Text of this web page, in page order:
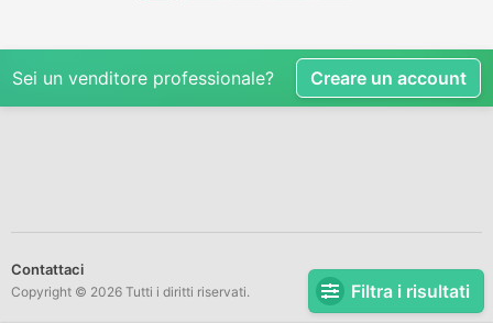
Filtra i risultati
Sei un venditore professionale? Creare un account
Contattaci
Copyright © 2026 Tutti i diritti riservati.